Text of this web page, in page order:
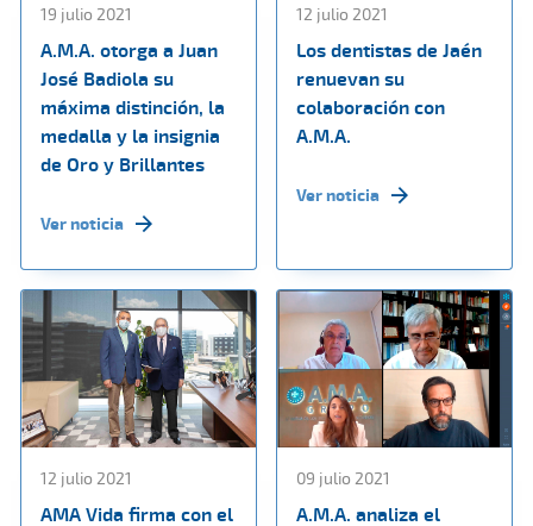
19 julio 2021
A.M.A. otorga a Juan
José Badiola su
máxima distinción, la
medalla y la insignia
de Oro y Brillantes
Ver noticia
12 julio 2021
Los dentistas de Jaén
renuevan su
colaboración con
A.M.A.
Ver noticia
12 julio 2021
AMA Vida firma con el
09 julio 2021
A.M.A. analiza el